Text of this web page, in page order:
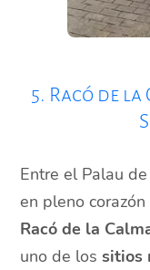
5. Racó de
Entre el Palau
en pleno
Racó de la
uno de lossitios